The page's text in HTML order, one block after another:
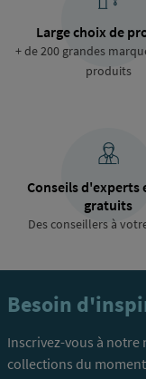
Large choix de
+ de 200 grandes
produits
Conseils d'experts
gratuits
Des conseillers à
Besoin
Inscrivez-vous à notre
collections du